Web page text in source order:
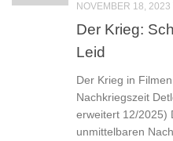
NOVEMBER 18, 2023
Der Krieg:
Leid
Der Krieg in
Nachkriegszeit
erweitert 12/2025)
unmittelbaren